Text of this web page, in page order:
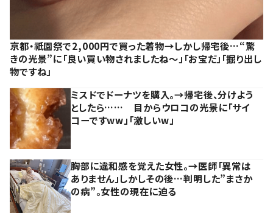
京都・祇園祭で2,000円で買った着物→しかし帰宅後…“驚
きの光景”に「良い買い物されましたね～」「お宝だ」「掘り出し
物ですね」
ミスドでドーナツを購入。→帰宅後、分けよう
としたら…… 目からウロコの光景に「サイ
コーですww」「激しいw」
胸部に違和感を覚えた女性。→医師「異常は
ありません」しかしその後…判明した”まさか
の病”。女性の現在に迫る